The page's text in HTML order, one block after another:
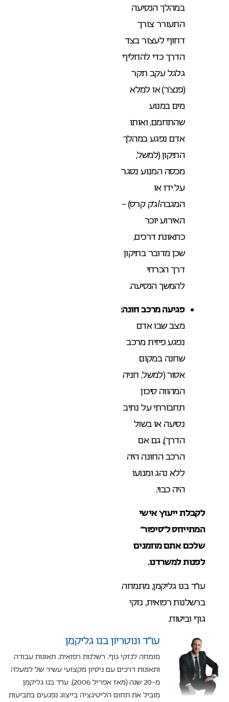
במהלך הנסיעה
התעורר צורך
דחוף לעצור בצד
הדרך כדי להחליף
גלגל עקב תקר
(פנצ’ר) או למלא
מים במנוע
שהתחמם, ואותו
אדם נפגע במהלך
התיקון (למשל,
מכסה המנוע נסגר
על ידו או
המגבה/ג’ק קרס) –
האירוע יוכר
כתאונת דרכים,
שכן מדובר בתיקון
דרך הכרחי
להמשך הנסיעה.
פגיעה מרכב חונה:
מצב שבו אדם
נפגע פיזית מרכב
שחנה במקום
אסור (למשל, חניה
המהווה סיכון
תחבורתי על נתיב
נסיעה או בשול
הדרך), גם אם
הרכב החונה היה
ללא נהג ומנועו
היה כבוי.
לקבלת ייעוץ אישי
המתייחס ל”סיפור”
שלכם אתם מוזמנים
לפנות למשרדנו.
עו”ד בנו גליקמן, מתמחה
ברשלנות רפואית, נזקי
גוף וביטוח.
עו”ד ונוטריון בנו גליקמן
מומחה לנזקי גוף, רשלנות רפואית, תאונות עבודה
ותאונות דרכים עם ניסיון מקצועי עשיר של למעלה
מ-20 שנה (מאז אפריל 2006). עו"ד בנו גליקמן
מוביל את תחום הליטיגציה בייצוג נפגעים בתביעות